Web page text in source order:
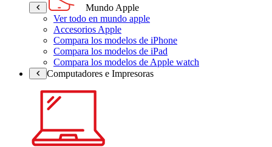
Mundo Apple
Ver todo en mundo apple
Accesorios Apple
Compara los modelos de iPhone
Compara los modelos de iPad
Compara los modelos de Apple watch
Computadores e Impresoras